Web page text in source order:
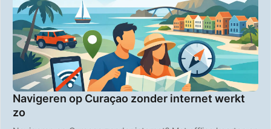
Navigeren op Curaçao zonder internet werkt
zo